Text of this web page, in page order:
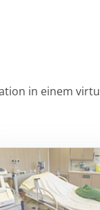
in einem